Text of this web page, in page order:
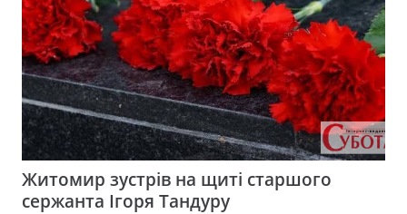
Житомир зустрів на щиті старшого
сержанта Ігоря Тандуру